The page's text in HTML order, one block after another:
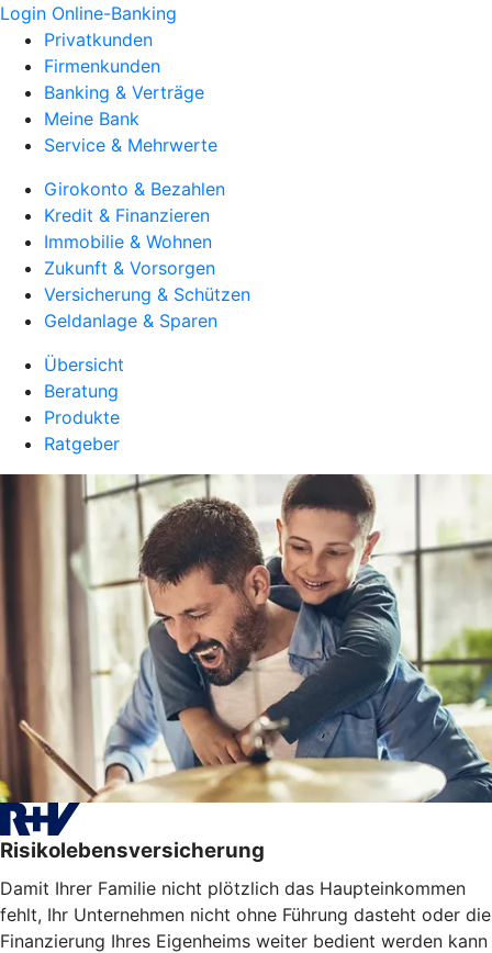
Login Online-Banking
Privatkunden
Firmenkunden
Banking & Verträge
Meine Bank
Service & Mehrwerte
Girokonto & Bezahlen
Kredit & Finanzieren
Immobilie & Wohnen
Zukunft & Vorsorgen
Versicherung & Schützen
Geldanlage & Sparen
Übersicht
Beratung
Produkte
Ratgeber
Risikolebensversicherung
Damit Ihrer Familie nicht plötzlich das Haupteinkommen
fehlt, Ihr Unternehmen nicht ohne Führung dasteht oder die
Finanzierung Ihres Eigenheims weiter bedient werden kann